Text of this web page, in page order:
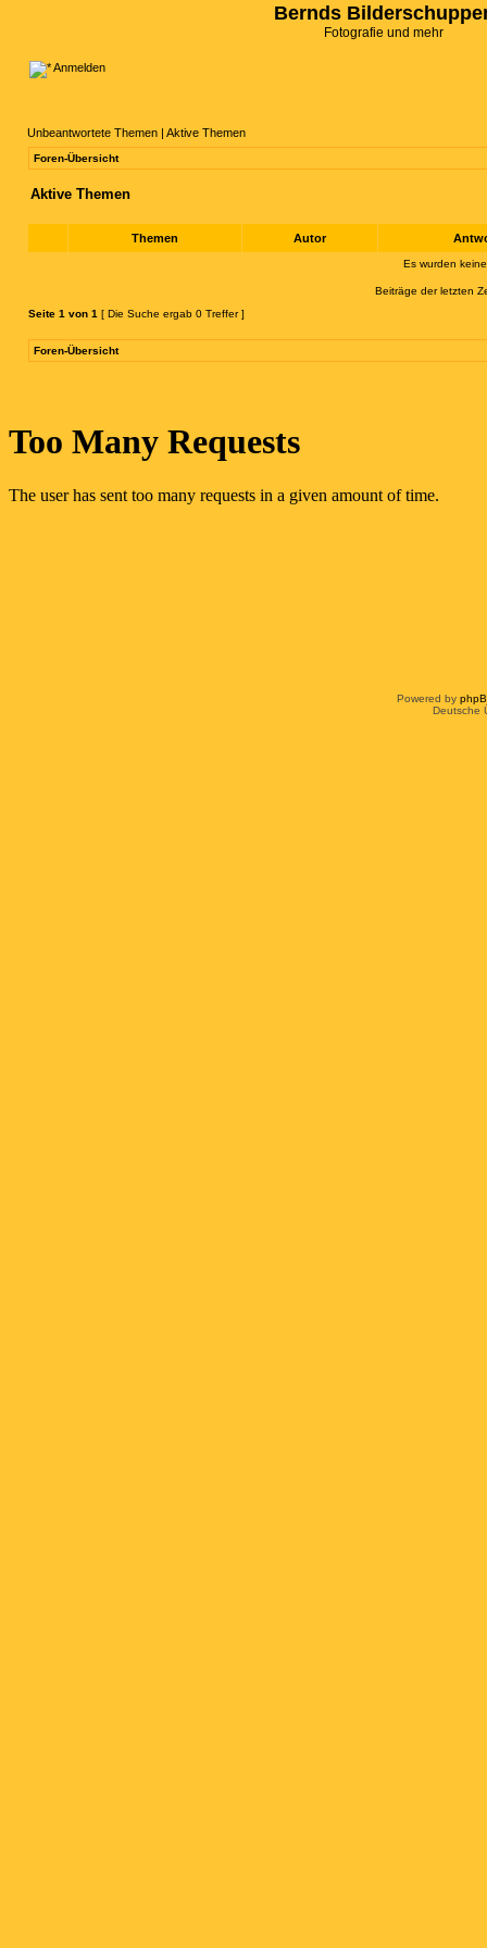
Bernds
Fotografie und mehr
Anmelden
Unbeantwortete Themen | Aktive Themen
Foren-Übersicht
Aktive Themen
Themen Autor
Es wurden
Beiträge der letzten
Seite 1 von 1 [ Die Suche ergab 0 Treffer ]
Foren-Übersicht
Powered by
Deutsche